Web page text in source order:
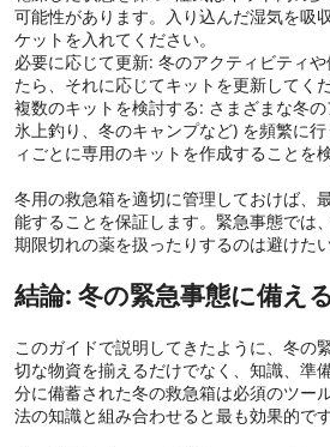
可能性があります。入り込んだ湿気を吸
ケットを入れてください。
必要に応じて更新: 冬のアクティビティ
たら、それに応じてキットを更新してくだ
複数のキットを検討する: さまざまな冬の
氷上釣り、冬のキャンプなど) を頻繁に
ィごとに専用のキットを作成することを
冬用の救急箱を適切に管理しておけば、
能することを保証します。緊急事態では
期限切れの薬を扱ったりするのは避けた
結論: 冬の緊急事態に備える
このガイドで説明してきたように、冬の
切な物資を揃えるだけでなく、知識、準
分に備蓄された冬の救急箱は必須のツー
法の知識と組み合わせると最も効果的です